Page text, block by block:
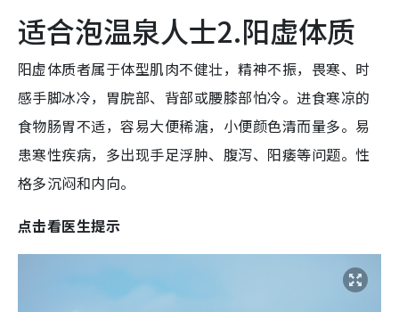
适合泡温泉人士2.阳虚体质
阳虚体质者属于体型肌肉不健壮，精神不振，畏寒、时
感手脚冰冷，胃脘部、背部或腰膝部怕冷。进食寒凉的
食物肠胃不适，容易大便稀溏，小便颜色清而量多。易
患寒性疾病，多出现手足浮肿、腹泻、阳痿等问题。性
格多沉闷和内向。
点击看医生提示